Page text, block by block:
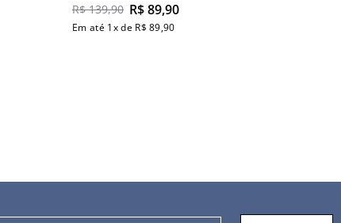
R$ 139,90 R$89,90
Em até 1x de R$ 89,90